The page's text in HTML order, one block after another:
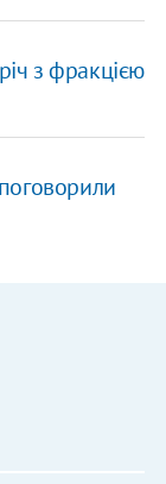
з фракцією